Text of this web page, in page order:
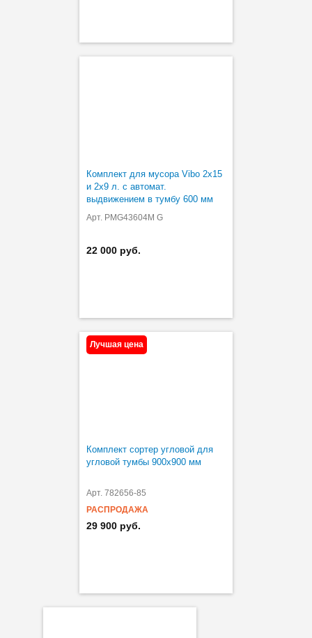
Комплект для мусора Vibo 2х15
и 2х9 л. с автомат.
выдвижением в тумбу 600 мм
Арт. PMG43604M G
22 000 руб.
Лучшая цена
Комплект сортер угловой для
угловой тумбы 900х900 мм
Арт. 782656-85
РАСПРОДАЖА
29 900 руб.